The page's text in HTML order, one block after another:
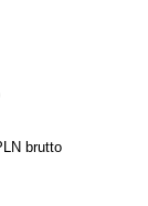
brutto